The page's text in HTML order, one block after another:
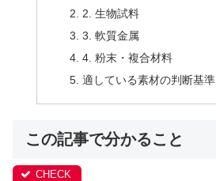
2. 生物試料
3. 軟質金属
4. 粉末・複合材料
適している素材の判断基準
この記事で分かること